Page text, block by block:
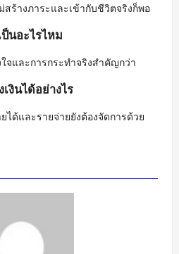
สร้างภาระและเข้ากับชีวิตจริงก็พอ
นอะไรไหม
จและการกระทำจริงสำคัญกว่า
งินได้อย่างไร
ได้และรายจ่ายยังต้องจัดการด้วย